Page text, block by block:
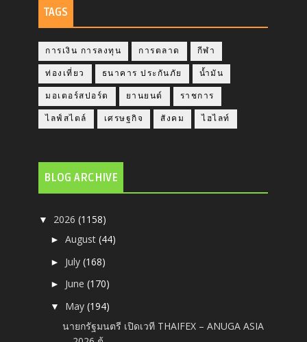
TAGS
การเงิน การลงทุน การตลาด กีฬา
ท่องเที่ยว ธนาคาร ประกันภัย น้ำมัน
มอเตอร์สปอร์ต ยานยนต์ ราชการ
ไลฟ์สไตล์ เศรษฐกิจ สังคม ไฮไลท์
BLOG ARCHIVE
▼ 2026(1158)
►August(44)
► July(168)
► June(170)
▼ May(194)
นายกรัฐมนตรี เปิดเวที THAIFEX – ANUGA ASIA